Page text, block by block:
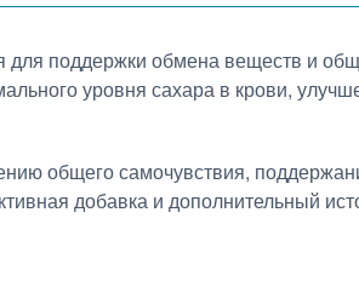
поддержки обмена веществ и
уровня сахара в крови,
общего самочувствия,
добавка и дополнительный